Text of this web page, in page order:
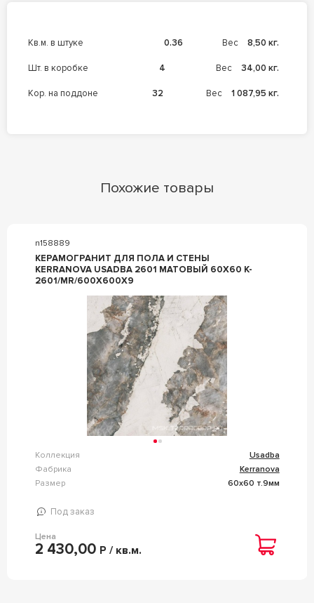
кв.м. в штуке 0.36 Вес 8,50 кг.
шт. в коробке 4 Вес 34,00 кг.
кор. на поддоне 32 Вес 1 087,95 кг.
Похожие товары
n158889
КЕРАМОГРАНИТ ДЛЯ ПОЛА И СТЕНЫ
KERRANOVA USADBA 2601 МАТОВЫЙ 60Х60 K-
2601/MR/600X600X9
Коллекция
Usadba
Фабрика
Kerranova
Размер
60x60 т.9мм
Под заказ
Цена
2 430,00 Р / кв.м.